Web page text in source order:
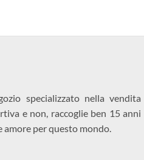
specializzato nella vendita
e non, raccoglie ben 15 anni
amore per questo mondo.